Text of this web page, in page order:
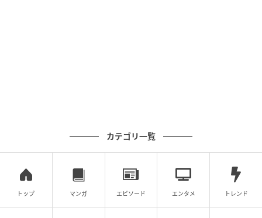
※この漫画はママスタに寄せられた体験談やご意見を
元に作成しています。
元記事で読む
カテゴリ一覧
トップ マンガ エピソード エンタメ トレンド